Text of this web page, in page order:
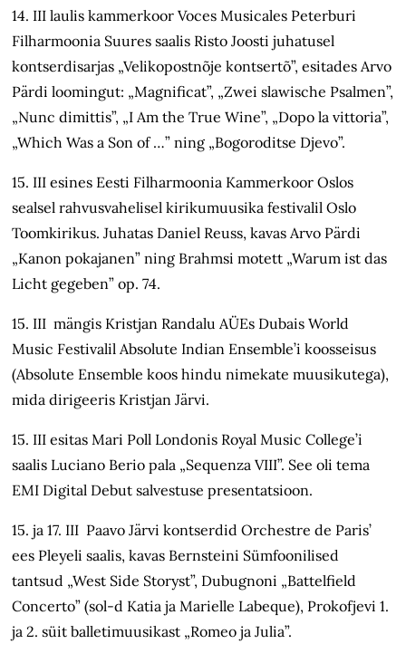
14. III laulis kammerkoor Voces Musicales Peterburi
Filharmoonia Suures saalis Risto Joosti juhatusel
kontserdisarjas „Velikopostnõje kontsertõ”, esitades Arvo
Pärdi loomingut: „Magnificat”, „Zwei slawische Psalmen”,
„Nunc dimittis”, „I Am the True Wine”, „Dopo la vittoria”,
„Which Was a Son of …” ning „Bogoroditse Djevo”.
15. III esines Eesti Filharmoonia Kammerkoor Oslos
sealsel rahvusvahelisel kirikumuusika festivalil Oslo
Toomkirikus. Juhatas Daniel Reuss, kavas Arvo Pärdi
„Kanon pokajanen” ning Brahmsi motett „Warum ist das
Licht gegeben” op. 74.
15. III mängis Kristjan Randalu AÜEs Dubais World
Music Festivalil Absolute Indian Ensemble’i koosseisus
(Absolute Ensemble koos hindu nimekate muusikutega),
mida dirigeeris Kristjan Järvi.
15. III esitas Mari Poll Londonis Royal Music College’i
saalis Luciano Berio pala „Sequenza VIII”. See oli tema
EMI Digital Debut salvestuse presentatsioon.
15. ja 17. III Paavo Järvi kontserdid Orchestre de Paris’
ees Pleyeli saalis, kavas Bernsteini Sümfoonilised
tantsud „West Side Storyst”, Dubugnoni „Battelfield
Concerto” (sol-d Katia ja Marielle Labeque), Prokofjevi 1.
ja 2. süit balletimuusikast „Romeo ja Julia”.